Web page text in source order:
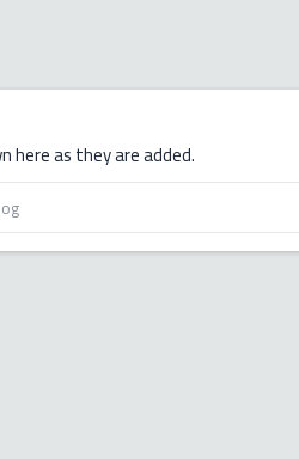
here as they are added.